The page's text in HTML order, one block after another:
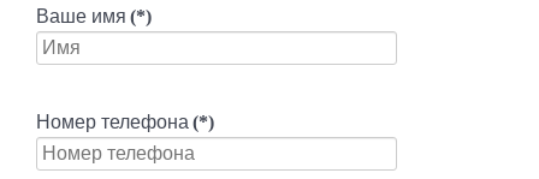
Ваше имя (*)
Номер телефона (*)